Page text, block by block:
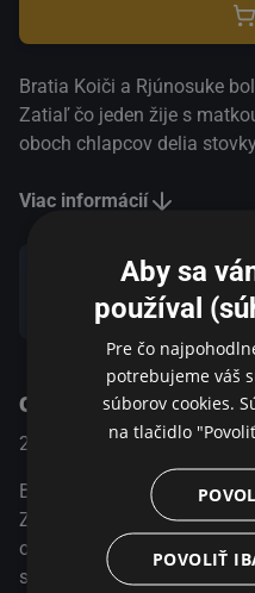
Bratia Koiči a Rjúnosuke
Zatiaľ čo jeden žije s
oboch chlapcov delia
spolu v jednej domácnosti.
že na mieste, kde sa
plní všetky želania. S
partiou kamarátov vyráža
Viac informácií
O programe
2011 Japan Dráma
Bratia Koiči a Rjúnosuke
Zatiaľ čo jeden žije s
oboch chlapcov delia
spojení, ale ich najväčším
Aby sa
používal
Pre čo
potrebujeme váš
súborov cookies.
na tlačidlo
POVOLIŤ